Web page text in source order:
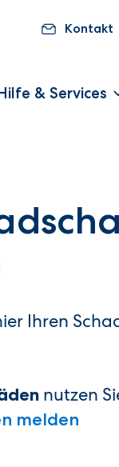
Kontakt
& Services
Ihren
nutzen
melden